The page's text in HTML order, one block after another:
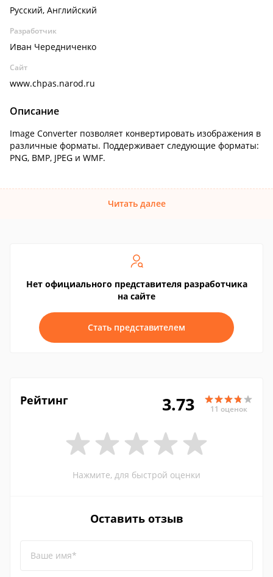
Русский, Английский
Разработчик
Иван Чередниченко
Сайт
www.chpas.narod.ru
Описание
Image Converter позволяет конвертировать изображения в
различные форматы. Поддерживает следующие форматы:
PNG, BMP, JPEG и WMF.
Читать далее
Нет официального представителя разработчика
на сайте
Стать представителем
Рейтинг 3.73 11 оценок
Нажмите, для быстрой оценки
Оставить отзыв
Ваше имя*